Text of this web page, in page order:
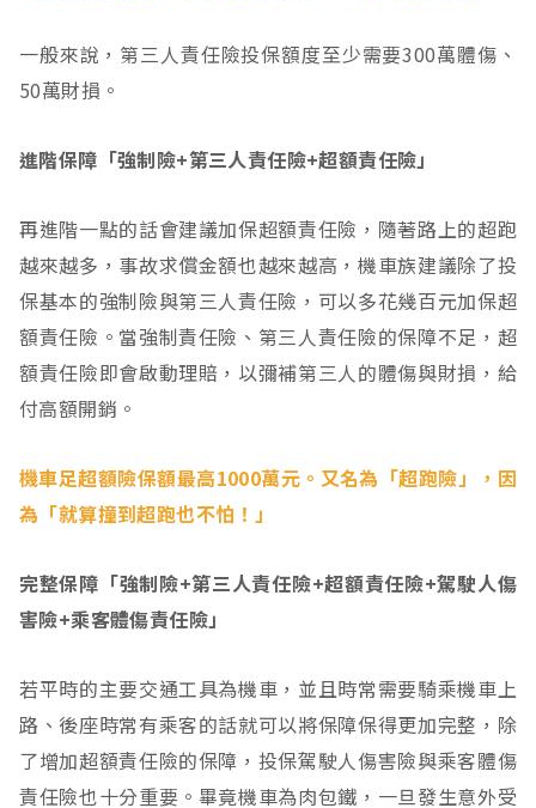
一般來說，第三人責任險投保額度至少需要300萬體傷、
50萬財損。
進階保障「強制險+第三人責任險+超額責任險」
再進階一點的話會建議加保超額責任險，隨著路上的超跑
越來越多，事故求償金額也越來越高，機車族建議除了投
保基本的強制險與第三人責任險，可以多花幾百元加保超
額責任險。當強制責任險、第三人責任險的保障不足，超
額責任險即會啟動理賠，以彌補第三人的體傷與財損，給
付高額開銷。
機車足超額險保額最高1000萬元。又名為「超跑險」，因
為「就算撞到超跑也不怕！」
完整保障「強制險+第三人責任險+超額責任險+駕駛人傷
害險+乘客體傷責任險」
若平時的主要交通工具為機車，並且時常需要騎乘機車上
路、後座時常有乘客的話就可以將保障保得更加完整，除
了增加超額責任險的保障，投保駕駛人傷害險與乘客體傷
責任險也十分重要。畢竟機車為肉包鐵，一旦發生意外受